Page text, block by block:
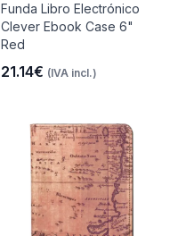
Funda Libro Electrónico
Clever Ebook Case 6"
Red
21.14€ (IVA incl.)